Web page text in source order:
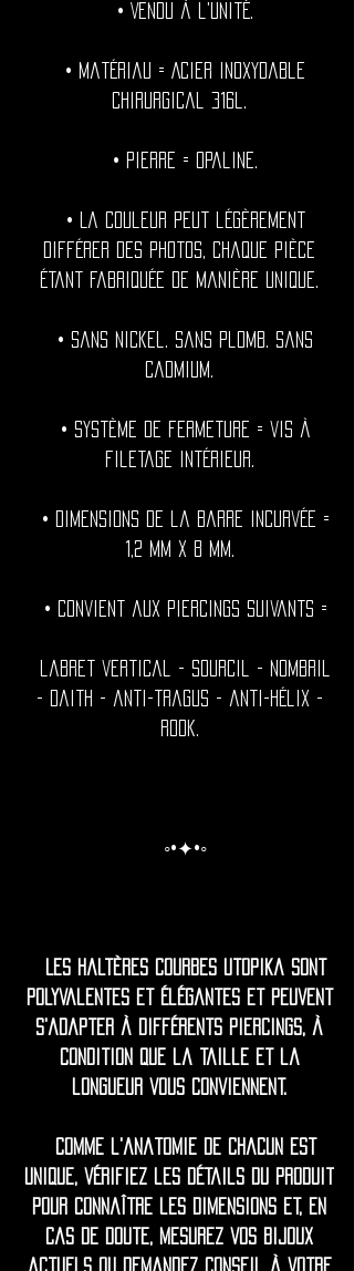
• Vendu à l'unité.
• Matériau = Acier inoxydable
chirurgical 316l.
• Pierre = Opaline.
• La couleur peut légèrement
différer des photos, chaque pièce
étant fabriquée de manière unique.
• Sans nickel. Sans plomb. Sans
cadmium.
• Système de fermeture = vis à
filetage intérieur.
• Dimensions de la barre incurvée =
1,2 mm x 8 mm.
• Convient aux piercings suivants =
labret vertical - sourcil - nombril
- daith - anti-tragus - anti-hélix -
rook.
◦•✦•◦
Les haltères courbes Utopika sont
polyvalentes et élégantes et peuvent
s'adapter à différents piercings, à
condition que la taille et la
longueur vous conviennent.
Comme l'anatomie de chacun est
unique, vérifiez les détails du produit
pour connaître les dimensions et, en
cas de doute, mesurez vos bijoux
actuels ou demandez conseil à votre